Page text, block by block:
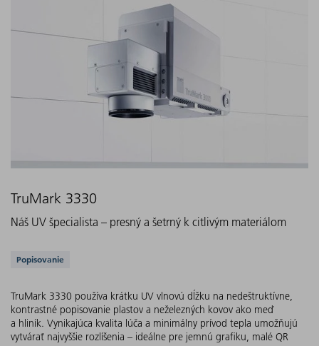
TruMark 3330
Náš UV špecialista – presný a šetrný k citlivým materiálom
Podporované aplikácie
Popisovanie
TruMark 3330 používa krátku UV vlnovú dĺžku na nedeštruktívne,
kontrastné popisovanie plastov a neželezných kovov ako meď
a hliník. Vynikajúca kvalita lúča a minimálny prívod tepla umožňujú
vytvárať najvyššie rozlíšenia – ideálne pre jemnú grafiku, malé QR